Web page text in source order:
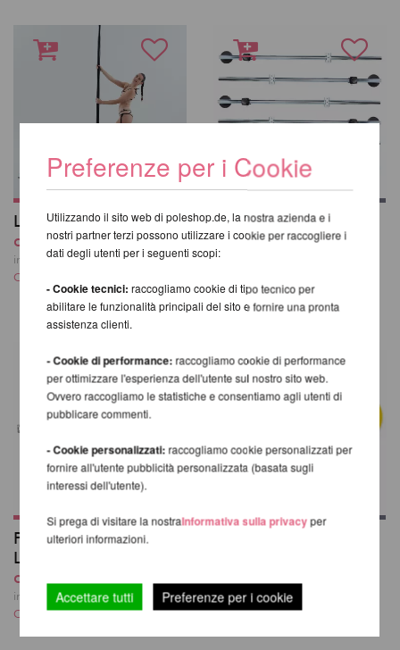
Lupit Pole Stage
da 1.249,41 EUR
incl. 20 % UST escl.
Costi di spedizione
Lupit Pole Stage -
Gambe
da 230,92 EUR
Costi di spedizione
Prolunghe per pali -
Lupit Pole Stage
da 99,83 EUR
incl. 20 % UST escl.
Costi di spedizione
40,33 EUR
incl. 20 % UST escl.
Costi di spedizione
Preferenze per i Cookie
Utilizzando il sito web di poleshop.de, la nostra azienda e i
nostri partner terzi possono utilizzare i cookie per raccogliere i
dati degli utenti per i seguenti scopi:
- Cookie tecnici: raccogliamo cookie di tipo tecnico per
abilitare le funzionalità principali del sito e fornire una pronta
assistenza clienti.
- Cookie di performance: raccogliamo cookie di performance
per ottimizzare l'esperienza dell'utente sul nostro sito web.
Ovvero raccogliamo le statistiche e consentiamo agli utenti di
pubblicare commenti.
- Cookie personalizzati: raccogliamo cookie personalizzati per
fornire all'utente pubblicità personalizzata (basata sugli
interessi dell'utente).
Si prega di visitare la nostraInformativa sulla privacyper
ulteriori informazioni.
Accettare tutti Preferenze per i cookie